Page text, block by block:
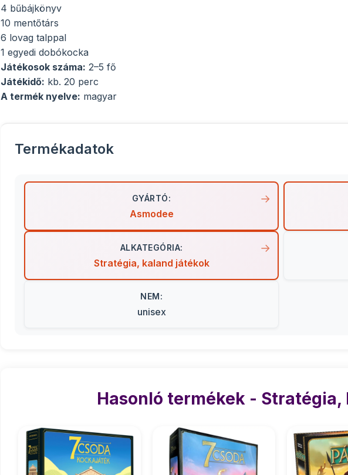
4 bűbájkönyv
10 mentőtárs
6 lovag talppal
1 egyedi dobókocka
Játékosok száma: 2–5 fő
Játékidő: kb. 20 perc
A termék nyelve: magyar
Termékadatok
GYÁRTÓ:
Asmodee
ALKATEGÓRIA:
Stratégia, kaland játékok
NEM:
unisex
Hasonló termékek -